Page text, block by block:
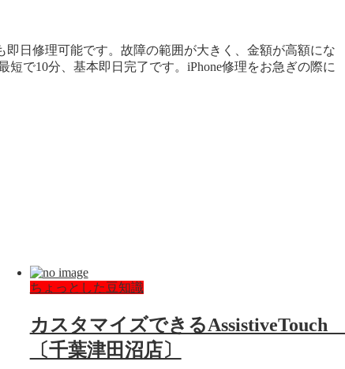
日修理可能です。故障の範囲が大きく、金額が高額にな
で10分、基本即日完了です。iPhone修理をお急ぎの際に
ちょっとした豆知識
カスタマイズできる
〔千葉津田沼店〕